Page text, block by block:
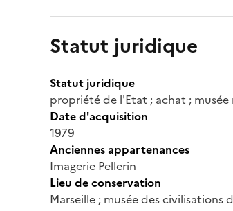
Statut juridique
Statut juridique
propriété de l'Etat ; achat ;
Date d'acquisition
1979
Anciennes appartenances
Imagerie Pellerin
Lieu de conservation
Marseille ; musée des